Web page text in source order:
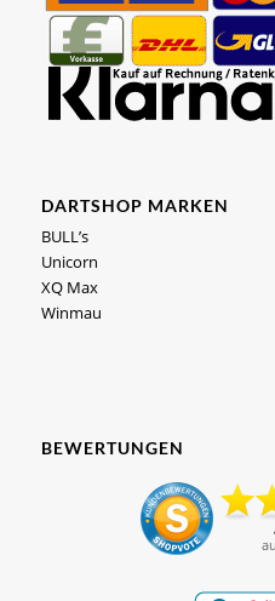
DARTSHOP MARKEN
BULL’s
Unicorn
XQ Max
Winmau
BEWERTUNGEN